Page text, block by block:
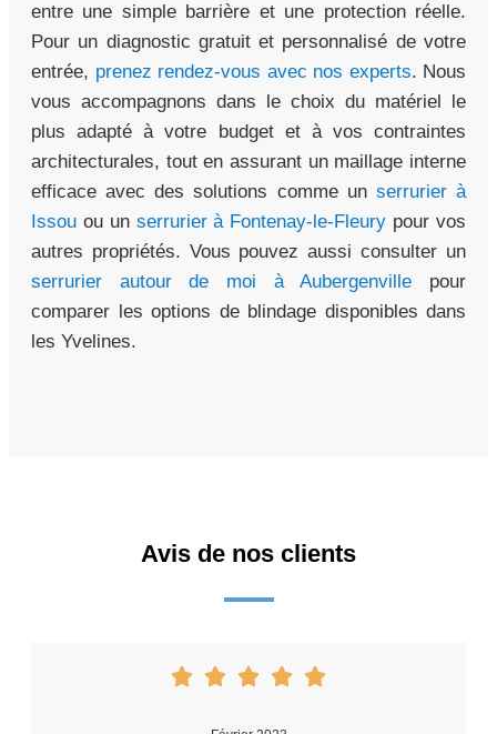
entre une simple barrière et une protection réelle.
Pour un diagnostic gratuit et personnalisé de votre
entrée, prenez rendez-vous avec nos experts. Nous
vous accompagnons dans le choix du matériel le
plus adapté à votre budget et à vos contraintes
architecturales, tout en assurant un maillage interne
efficace avec des solutions comme un serrurier à
Issou ou un serrurier à Fontenay-le-Fleury pour vos
autres propriétés. Vous pouvez aussi consulter un
serrurier autour de moi à Aubergenville pour
comparer les options de blindage disponibles dans
les Yvelines.
Avis de nos clients